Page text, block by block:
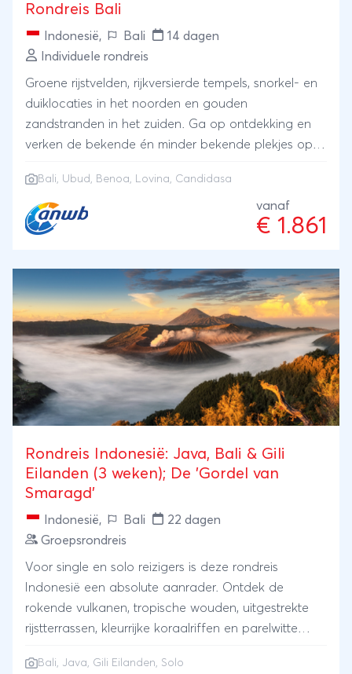
Rondreis Bali
Indonesië, Bali
14 dagen
Individuele rondreis
Groene rijstvelden, rijkversierde tempels, snorkel- en
duiklocaties in het noorden en gouden
zandstranden in het zuiden. Ga op ontdekking en
verken de bekende én minder bekende plekjes op
tot Candidasa en de gezelligheid aan de stranden
in het zuiden.
Bali, Ubud , Benoa, Lovina, Candidasa
vanaf
€ 1.861
Rondreis Indonesië: Java, Bali & Gili
Eilanden (3 weken); De 'Gordel van
Smaragd'
Indonesië, Bali
22 dagen
Groepsrondreis
Voor single en solo reizigers is deze rondreis
Indonesië een absolute aanrader. Ontdek de
rokende vulkanen, tropische wouden, uitgestrekte
rijstterrassen, kleurrijke koraalriffen en parelwitte
idyllische sfeer op de lieflijke Gili Eilanden. Tijdens de
Bali, Java, Gili Eilanden, Solo